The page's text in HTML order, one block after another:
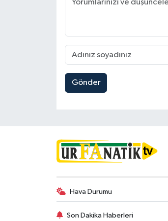
Gönder
Hava Durumu
Son Dakika Haberleri